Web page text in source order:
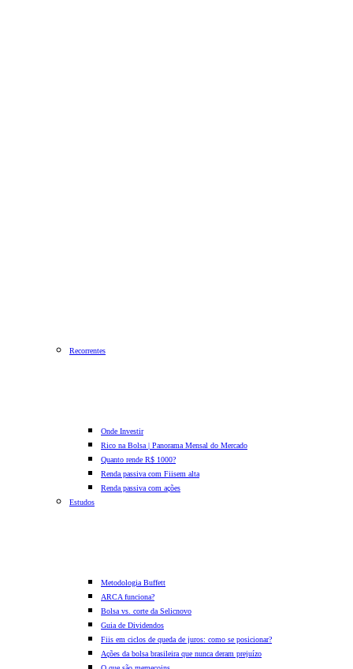
Recorrentes
Onde Investir
Rico na Bolsa | Panorama Mensal do Mercado
Quanto rende R$ 1000?
Renda passiva com Fiisem alta
Renda passiva com ações
Estudos
Metodologia Buffett
ARCA funciona?
Bolsa vs. corte da Selicnovo
Guia de Dividendos
Fiis em ciclos de queda de juros: como se posicionar?
Ações da bolsa brasileira que nunca deram prejuízo